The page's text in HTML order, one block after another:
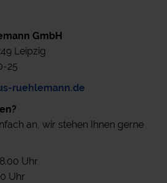
GmbH
Leipzig
25
ruehlemann.de
an, wir stehen Ihnen gerne
Uhr
Uhr